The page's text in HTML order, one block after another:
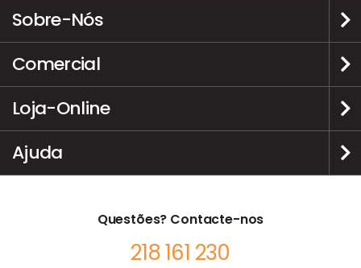
Sobre-Nós
Comercial
Loja-Online
Ajuda
Questões? Contacte-nos
218 161 230